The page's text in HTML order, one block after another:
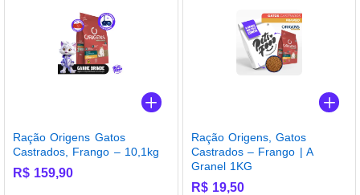
Ração Origens Gatos
Castrados, Frango – 10,1kg
R$ 159,90
Ração Origens, Gatos
Castrados – Frango | A
Granel 1KG
R$19,50